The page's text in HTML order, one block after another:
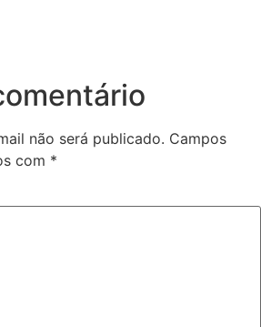
não será publicado. Campos
com *